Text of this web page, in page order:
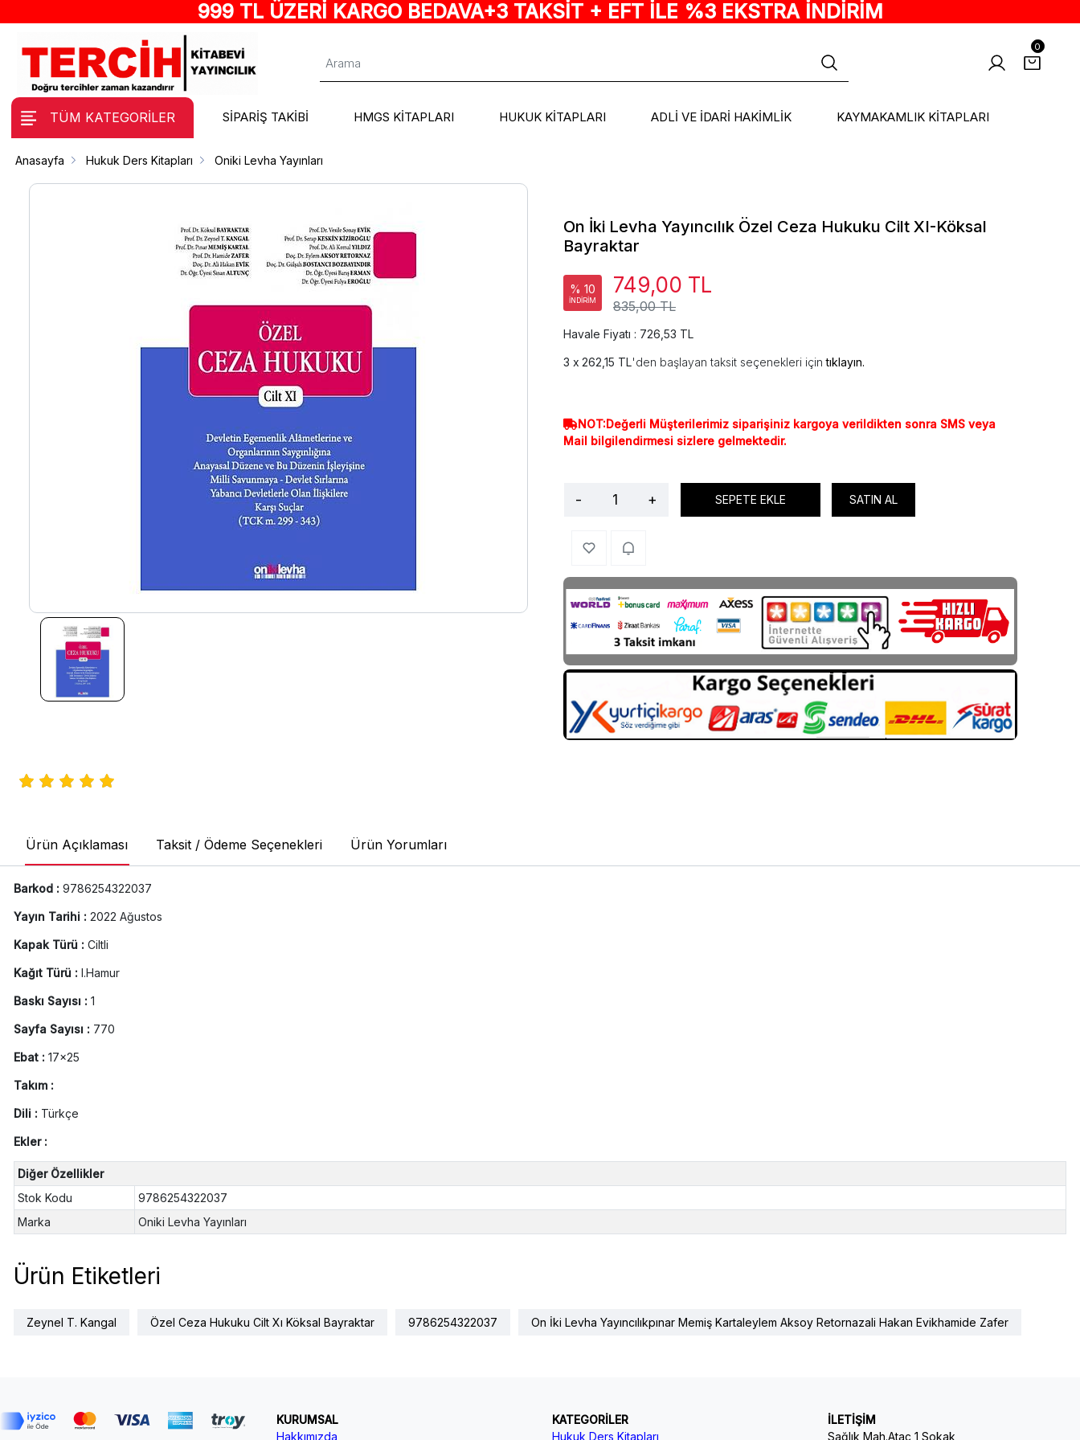
999 TL ÜZERİ KARGO BEDAVA+3 TAKSİT + EFT İLE %3 EKSTRA İNDİRİM
0
TÜM KATEGORİLER SİPARİŞ TAKİBİ HMGS KİTAPLARI HUKUK KİTAPLARI ADLİ VE İDARİ HAKİMLİK KAYMAKAMLIK KİTAPLARI
Anasayfa Hukuk Ders Kitapları Oniki Levha Yayınları
On İki Levha Yayıncılık Özel Ceza Hukuku Cilt XI-Köksal
Bayraktar
% 10
İNDİRİM 835,00 TL
749,00 TL
Havale Fiyatı : 726,53 TL
262,15 TL'den başlayan taksit seçenekleri içintıklayın.
NOT:Değerli Müşterilerimiz siparişiniz kargoya verildikten sonra SMS veya
Mail bilgilendirmesi sizlere gelmektedir.
- + SEPETE EKLE SATIN AL
Ürün Açıklaması Taksit / Ödeme Seçenekleri Ürün Yorumları
Barkod : 9786254322037
Yayın Tarihi : 2022 Ağustos
Kapak Türü : Ciltli
Kağıt Türü : I.Hamur
Baskı Sayısı : 1
Sayfa Sayısı : 770
Ebat : 17x25
Takım :
Dili : Türkçe
Ekler :
Diğer Özellikler
Stok Kodu
9786254322037
Marka
Oniki Levha Yayınları
Ürün Etiketleri
Zeynel T. Kangal Özel Ceza Hukuku Cilt Xı Köksal Bayraktar 9786254322037 On İki Levha Yayıncılıkpınar Memiş Kartaleylem Aksoy Retornazali Hakan Evikhamide Zafer
KURUMSAL
Hakkımızda
KATEGORİLER
Hukuk Ders Kitapları
İLETİŞİM
Sağlık Mah.Ataç 1 Sokak